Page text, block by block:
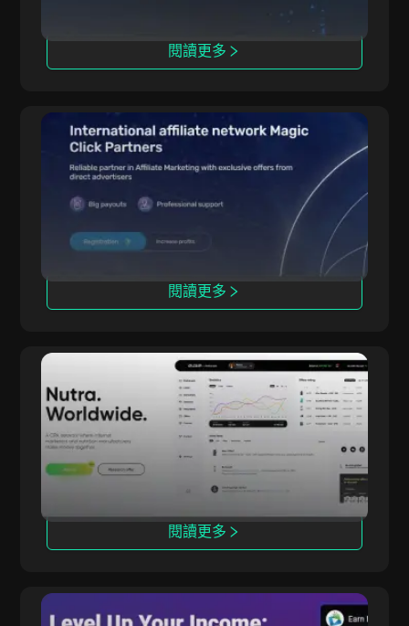
閱讀更多
Magic Click
Magic Click 與超過1萬名聯盟夥伴合作，通過穩固
的合作關係提供500多款iGaming產品。
閱讀更多
dr.cash
擁有6年經驗的 dr.cash 提供超過2000款營養品，
覆蓋包括偏遠地區在內的200多個區域。
閱讀更多
CPALead